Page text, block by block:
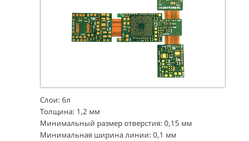
Слои: 6л
Толщина: 1,2 мм
Минимальный размер отверстия: 0,15 мм
Минимальная ширина линии: 0,1 мм